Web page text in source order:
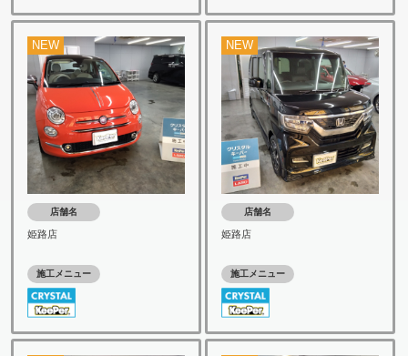
NEW
店舗名
姫路店
施工メニュー
NEW
店舗名
姫路店
施工メニュー